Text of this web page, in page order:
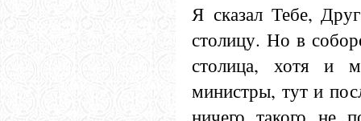
Я сказал Тебе,
столицу. Но в
столица, хотя и
министры, тут и